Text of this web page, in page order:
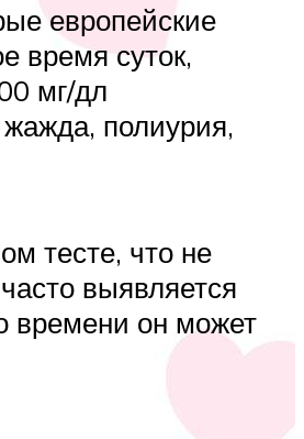
европейские
время суток,
мг/дл
полиурия,
тесте, что не
выявляется
времени он может